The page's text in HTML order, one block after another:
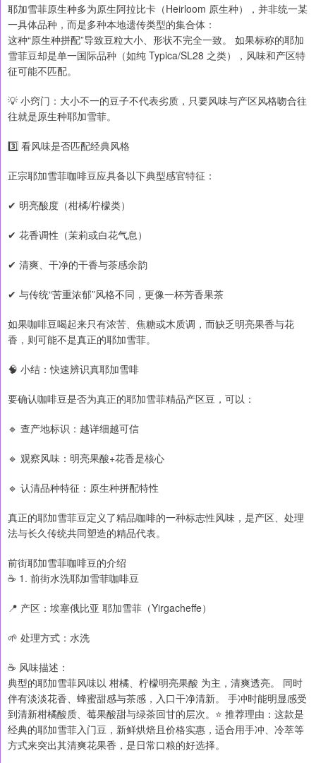
耶加雪菲原生种多为原生阿拉比卡（Heirloom 原生种），并非统一某
一具体品种，而是多种本地遗传类型的集合体：
这种“原生种拼配”导致豆粒大小、形状不完全一致。 如果标称的耶加
雪菲豆却是单一国际品种（如纯 Typica/SL28 之类），风味和产区特
征可能不匹配。
💡 小窍门：大小不一的豆子不代表劣质，只要风味与产区风格吻合往
往就是原生种耶加雪菲。
3️⃣ 看风味是否匹配经典风格
正宗耶加雪菲咖啡豆应具备以下典型感官特征：
✔ 明亮酸度（柑橘/柠檬类）
✔ 花香调性（茉莉或白花气息）
✔ 清爽、干净的干香与茶感余韵
✔ 与传统“苦重浓郁”风格不同，更像一杯芳香果茶
如果咖啡豆喝起来只有浓苦、焦糖或木质调，而缺乏明亮果香与花
香，则可能不是真正的耶加雪菲。
🧠 小结：快速辨识真耶加雪啡
要确认咖啡豆是否为真正的耶加雪菲精品产区豆，可以：
🔹 查产地标识：越详细越可信
🔹 观察风味：明亮果酸+花香是核心
🔹 认清品种特征：原生种拼配特性
真正的耶加雪菲豆定义了精品咖啡的一种标志性风味，是产区、处理
法与长久传统共同塑造的精品代表。
前街耶加雪菲咖啡豆的介绍
☕ 1. 前街水洗耶加雪菲咖啡豆
📍 产区：埃塞俄比亚 耶加雪菲（Yirgacheffe）
🌱 处理方式：水洗
☕ 风味描述：
典型的耶加雪菲风味以 柑橘、柠檬明亮果酸 为主，清爽透亮。 同时
伴有淡淡花香、蜂蜜甜感与茶感，入口干净清新。 手冲时能明显感受
到清新柑橘酸质、莓果酸甜与绿茶回甘的层次。⭐ 推荐理由：这款是
经典的耶加雪菲入门豆，新鲜烘焙且价格实惠，适合用手冲、冷萃等
方式来突出其清爽花果香，是日常口粮的好选择。